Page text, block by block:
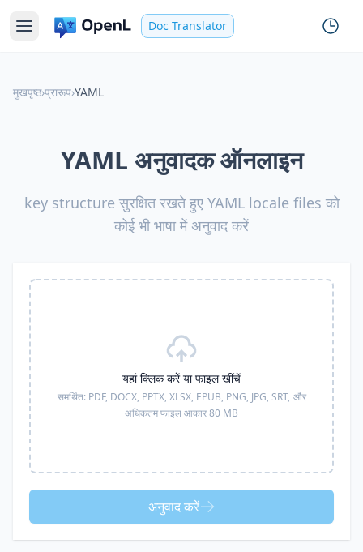
Doc Translator
मुखपृष्ठ›प्रारूप›YAML
YAML अनुवादक ऑनलाइन
key structure सुरक्षित रखते हुए YAML locale files को
कोई भी भाषा में अनुवाद करें
यहां क्लिक करें या फाइल खींचें
समर्थित: PDF, DOCX, PPTX, XLSX, EPUB, PNG, JPG, SRT, और
अधिकतम फाइल आकार 80 MB
अनुवाद करें